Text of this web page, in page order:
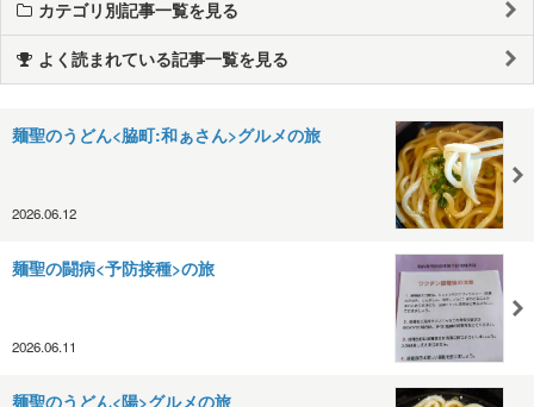
カテゴリ別記事一覧を見る
よく読まれている記事一覧を見る
麺聖のうどん<脇町:和ぁさん>グルメの旅
2026.06.12
麺聖の闘病<予防接種>の旅
2026.06.11
麺聖のうどん<陽>グルメの旅